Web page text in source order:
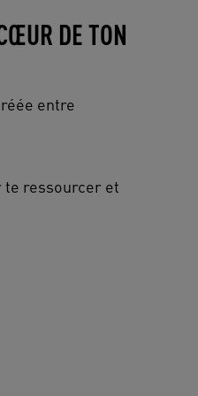
DE TON
entre
te ressourcer et